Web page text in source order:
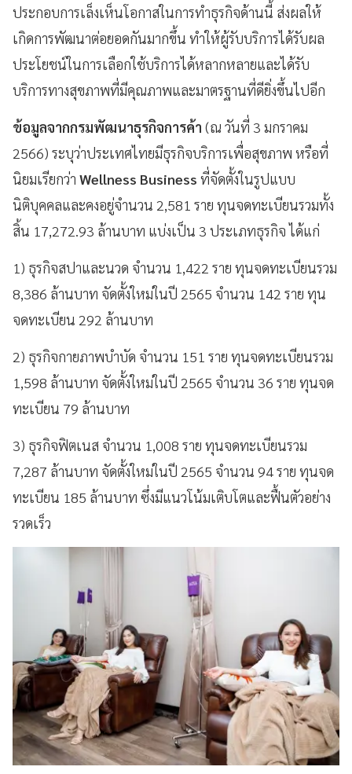
ประกอบการเล็งเห็นโอกาสในการทำธุรกิจด้านนี้ ส่งผลให้
เกิดการพัฒนาต่อยอดกันมากขึ้น ทำให้ผู้รับบริการได้รับผล
ประโยชน์ในการเลือกใช้บริการได้หลากหลายและได้รับ
บริการทางสุขภาพที่มีคุณภาพและมาตรฐานที่ดียิ่งขึ้นไปอีก
ข้อมูลจากกรมพัฒนาธุรกิจการค้า (ณ วันที่ 3 มกราคม
2566) ระบุว่าประเทศไทยมีธุรกิจบริการเพื่อสุขภาพ หรือที่
นิยมเรียกว่า Wellness Business ที่จัดตั้งในรูปแบบ
นิติบุคคลและคงอยู่จำนวน 2,581 ราย ทุนจดทะเบียนรวมทั้ง
สิ้น 17,272.93 ล้านบาท แบ่งเป็น 3 ประเภทธุรกิจ ได้แก่
1) ธุรกิจสปาและนวด จำนวน 1,422 ราย ทุนจดทะเบียนรวม
8,386 ล้านบาท จัดตั้งใหม่ในปี 2565 จำนวน 142 ราย ทุน
จดทะเบียน 292 ล้านบาท
2) ธุรกิจกายภาพบำบัด จำนวน 151 ราย ทุนจดทะเบียนรวม
1,598 ล้านบาท จัดตั้งใหม่ในปี 2565 จำนวน 36 ราย ทุนจด
ทะเบียน 79 ล้านบาท
3) ธุรกิจฟิตเนส จำนวน 1,008 ราย ทุนจดทะเบียนรวม
7,287 ล้านบาท จัดตั้งใหม่ในปี 2565 จำนวน 94 ราย ทุนจด
ทะเบียน 185 ล้านบาท ซึ่งมีแนวโน้มเติบโตและฟื้นตัวอย่าง
รวดเร็ว